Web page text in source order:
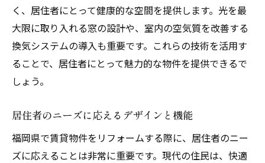
く、居住者にとって健康的な空間を提供します。光を最
大限に取り入れる窓の設計や、室内の空気質を改善する
換気システムの導入も重要です。これらの技術を活用す
ることで、居住者にとって魅力的な物件を提供できるで
しょう。
居住者のニーズに応えるデザインと機能
福岡県で賃貸物件をリフォームする際に、居住者のニー
ズに応えることは非常に重要です。現代の住民は、快適